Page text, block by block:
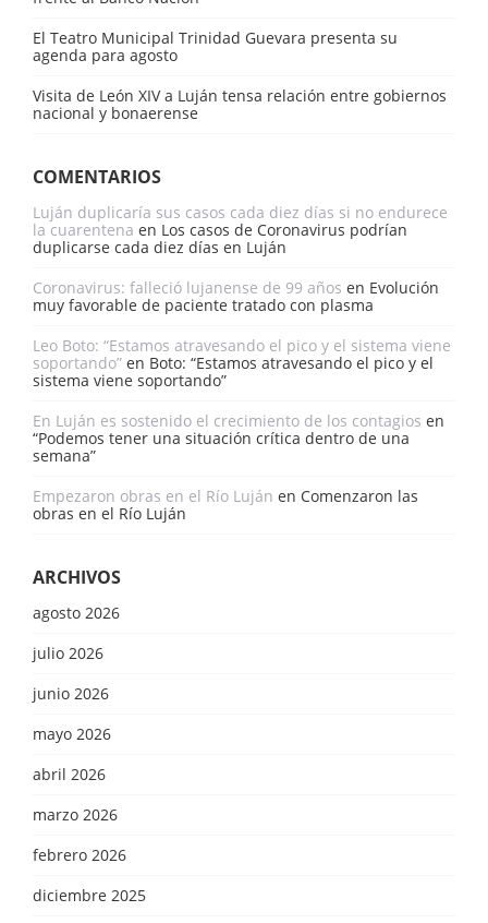
El Teatro Municipal Trinidad Guevara presenta su
agenda para agosto
Visita de León XIV a Luján tensa relación entre gobiernos
nacional y bonaerense
COMENTARIOS
Luján duplicaría sus casos cada diez días si no endurece
la cuarentena en Los casos de Coronavirus podrían
duplicarse cada diez días en Luján
Coronavirus: falleció lujanense de 99 años en Evolución
muy favorable de paciente tratado con plasma
Leo Boto: “Estamos atravesando el pico y el sistema viene
soportando” en Boto: “Estamos atravesando el pico y el
sistema viene soportando”
En Luján es sostenido el crecimiento de los contagios en
“Podemos tener una situación crítica dentro de una
semana”
Empezaron obras en el Río Luján en Comenzaron las
obras en el Río Luján
ARCHIVOS
agosto 2026
julio 2026
junio 2026
mayo 2026
abril 2026
marzo 2026
febrero 2026
diciembre 2025